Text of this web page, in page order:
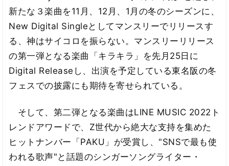
新たな３楽曲を11月、12月、1月の冬のシーズンに、
New Digital Singleとしてマンスリーでリリースす
る、神はサイコロを振らない。マンスリーリリース
の第一弾となる楽曲「キラキラ」を先月25日に
Digital Releaseし、出演を予定している東名阪の冬
フェスでの披露にも期待を寄せられている。
そして、第二弾となる楽曲はLINE MUSIC 2022ト
レンドアワードで、Z世代から絶大な支持を集めた
ヒットナンバー「PAKU」が受賞し、"SNSで最も使
われる歌声"と話題のシンガーソングライター・